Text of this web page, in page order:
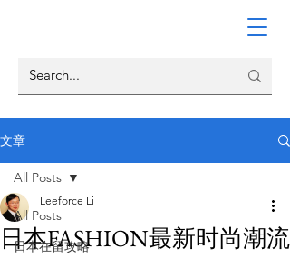
文章
All Posts
日本在留攻略
All Posts
日本FASHION最新时尚潮流
Leeforce Li